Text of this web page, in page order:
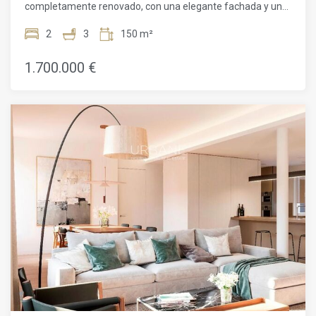
completamente renovado, con una elegante fachada y un
en cada rincón.Con 2 dormitorios y 3 baños, esta
servicio de conserjería, ascensor y suelos de parquet, este
apartamento es un refugio de lujo lleno de luz natural. Su
ciudad.Recientemente renovado y con calefacción y aire
acondicionado, este apartamento de nueva construcción
cuenta con un balcón y acabados exquisitos en todo. Los
techos altos, las paredes de ladrillo a la vista y los toques de
lujo hacen de estos apartamentos un placer para vivir.
Reflejando la cultura y la belleza estética de Barcelona,
tanto el edificio como sus apartamentos proporcionan una
base estratégica desde la cual disfrutar de todo lo que esta
ciudad cosmopolita tiene para ofrecer.Ubicada en la planta
principal, esta propiedad de 149m² presenta una sala de
estar y comedor de planta abierta que se integra
perfectamente con la cocina abierta. El área de descanso
consta de 2 dormitorios y 3 baños, asegurando un amplio
espacio para el descanso y la privacidad.Los acabados en
este apartamento son de la más alta calidad y la
2 3 150 m²
1.700.000 €